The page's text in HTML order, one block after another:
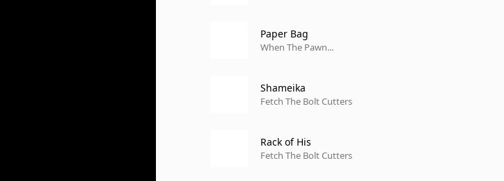
Paper Bag
When The Pawn...
Shameika
Fetch The Bolt Cutters
Rack of His
Fetch The Bolt Cutters